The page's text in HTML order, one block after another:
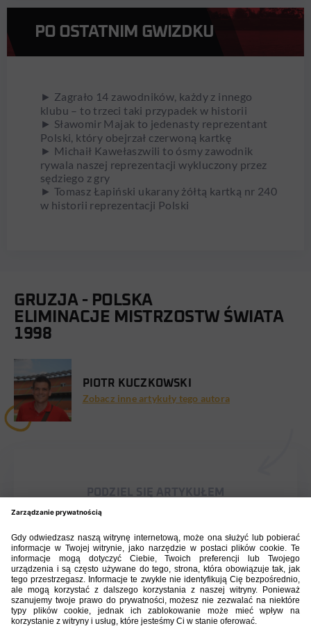
PO OSTATNIM GWIZDKU
► Zagrało 14 zawodników, każdy z innego
klubu – to trzeci taki przypadek w historii
► Sławomir Majak to jedenasty reprezentant
Polski, który obejrzał czerwoną kartkę
► Michaił Kawełaszwili to ósmy zawodnik
rywala naszej reprezentacji wykluczony przez
sędziego z gry
► Tomasz Łapiński ukarany żółtą kartką nr 240
w historii reprezentacji Polski
GRUZJA - POLSKA
ELIMINACJE MISTRZOSTW ŚWIATA
1998
PIOTR KUCZKOWSKI
Zobacz inne artykuły tego autora
PODZIEL SIĘ ARTYKUŁEM
BIBLIOTEKA PZPN
ŁACZY NAS PIŁKA